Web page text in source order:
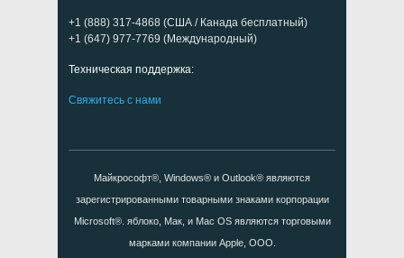
+1 (888) 317-4868 (США / Канада бесплатный)
+1 (647) 977-7769 (Международный)
Техническая поддержка:
Свяжитесь с нами
Майкрософт®, Windows® и Outlook® являются
зарегистрированными товарными знаками корпорации
Microsoft®. яблоко, Мак, и Mac OS являются торговыми
марками компании Apple, ООО.